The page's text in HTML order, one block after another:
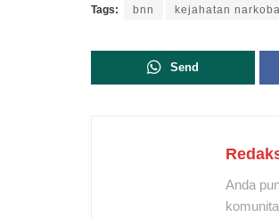
Tags: bnn kejahatan narkoba
Send
Anda